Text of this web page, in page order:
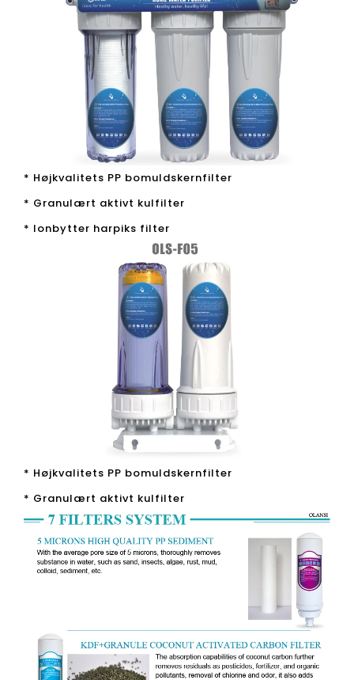
* Højkvalitets PP bomuldskernfilter
* Granulært aktivt kulfilter
* Ionbytter harpiks filter
* Højkvalitets PP bomuldskernfilter
* Granulært aktivt kulfilter